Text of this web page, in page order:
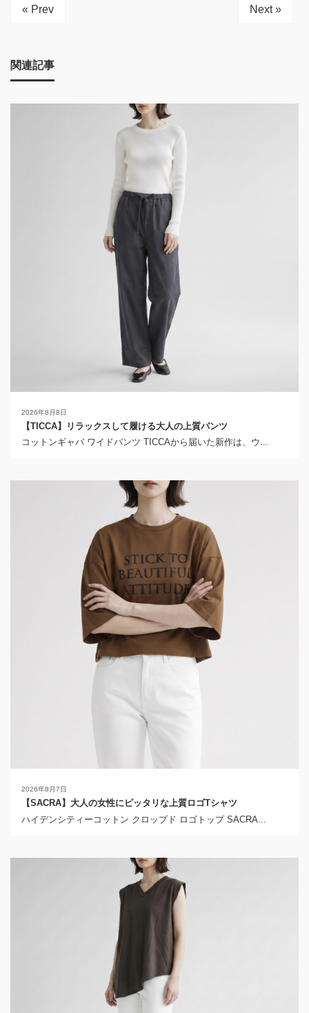
« Prev Next »
関連記事
2026年8月8日
【TICCA】リラックスして履ける大人の上質パンツ
コットンギャバ ワイドパンツ TICCAから届いた新作は、ウ...
2026年8月7日
【SACRA】大人の女性にピッタリな上質ロゴTシャツ
ハイデンシティーコットン クロップド ロゴトップ SACRA...